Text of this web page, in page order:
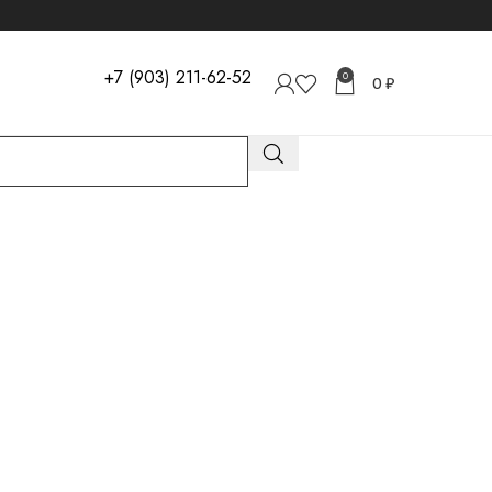
+7 (903) 211-62-52 0 0 ₽